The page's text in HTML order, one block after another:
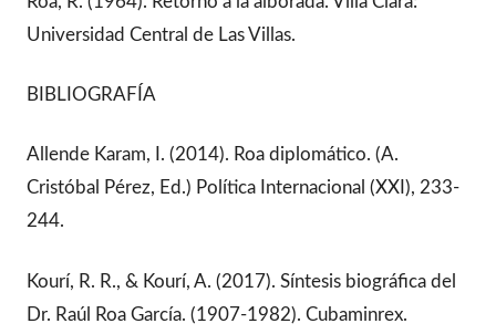
Universidad Central de Las Villas.
BIBLIOGRAFÍA
Allende Karam, I. (2014). Roa diplomático. (A.
Cristóbal Pérez, Ed.) Política Internacional (XXI), 233-
244.
Kourí, R. R., & Kourí, A. (2017). Síntesis biográfica del
Dr. Raúl Roa García. (1907-1982). Cubaminrex.